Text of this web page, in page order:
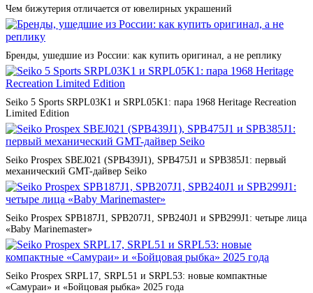
Чем бижутерия отличается от ювелирных украшений
Бренды, ушедшие из России: как купить оригинал, а не реплику
Seiko 5 Sports SRPL03K1 и SRPL05K1: пара 1968 Heritage Recreation
Limited Edition
Seiko Prospex SBEJ021 (SPB439J1), SPB475J1 и SPB385J1: первый
механический GMT-дайвер Seiko
Seiko Prospex SPB187J1, SPB207J1, SPB240J1 и SPB299J1: четыре лица
«Baby Marinemaster»
Seiko Prospex SRPL17, SRPL51 и SRPL53: новые компактные
«Самураи» и «Бойцовая рыбка» 2025 года